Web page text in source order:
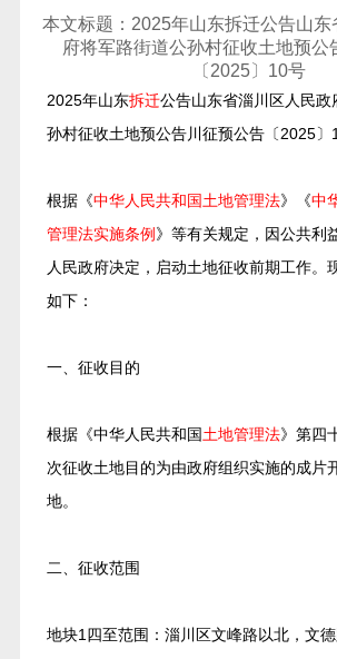
本文标题：2025年山东拆迁公告山东
府将军路街道公孙村征收土地预公
〔2025〕10号
2025年山东拆迁公告山东省淄川区人民政
孙村征收土地预公告川征预公告〔2025〕
根据《中华人民共和国土地管理法》《中
管理法实施条例 》等有关规定，因公共利
人民政府决定，启动土地征收前期工作。
如下：
一、征收目的
根据《中华人民共和国土地管理法》第四
次征收土地目的为由政府组织实施的成片
地。
二、征收范围
地块1四至范围：淄川区文峰路以北，文德